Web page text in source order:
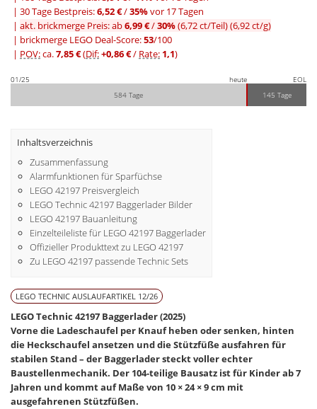
| 30 Tage Bestpreis:6,52 €/35%vor 17 Tagen
| akt. brickmerge Preis: ab6,99 €/30%(6,72 ct/Teil)(6,92 ct/g)
| brickmerge LEGO Deal-Score:53/100
| POV:ca.7,85 €(Dif:+0,86 €/ Rate: 1,1)
01/25 heute
EOL
584 Tage
145 Tage
Inhaltsverzeichnis
Zusammenfassung
Alarmfunktionen für Sparfüchse
LEGO 42197 Preisvergleich
LEGO Technic 42197 Baggerlader Bilder
LEGO 42197 Bauanleitung
Einzelteileliste für LEGO 42197 Baggerlader
Offizieller Produkttext zu LEGO 42197
Zu LEGO 42197 passende Technic Sets
LEGO TECHNIC AUSLAUFARTIKEL 12/26
LEGO Technic 42197 Baggerlader (2025)
Vorne die Ladeschaufel per Knauf heben oder senken, hinten
die Heckschaufel ansetzen und die Stützfüße ausfahren für
stabilen Stand – der Baggerlader steckt voller echter
Baustellenmechanik. Der 104-teilige Bausatz ist für Kinder ab 7
Jahren und kommt auf Maße von 10 × 24 × 9 cm mit
ausgefahrenen Stützfüßen.